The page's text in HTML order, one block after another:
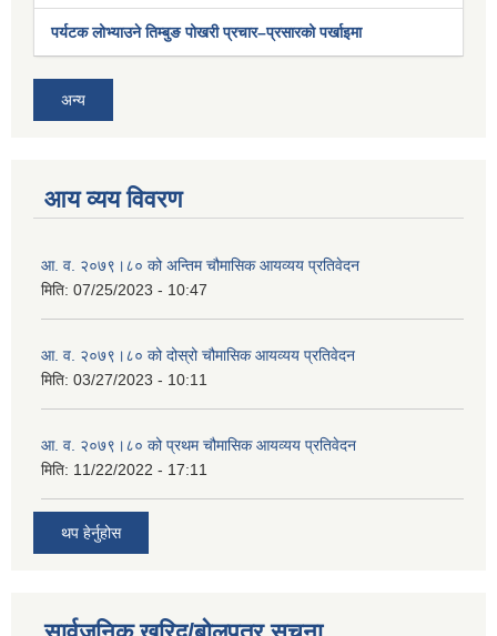
पर्यटक लोभ्याउने तिम्बुङ पोखरी प्रचार–प्रसारको पर्खाइमा
अन्य
आय व्यय विवरण
आ. व. २०७९।८० को अन्तिम चौमासिक आयव्यय प्रतिवेदन
मिति: 07/25/2023 - 10:47
आ. व. २०७९।८० को दोस्रो चौमासिक आयव्यय प्रतिवेदन
मिति: 03/27/2023 - 10:11
आ. व. २०७९।८० को प्रथम चौमासिक आयव्यय प्रतिवेदन
मिति: 11/22/2022 - 17:11
थप हेर्नुहोस